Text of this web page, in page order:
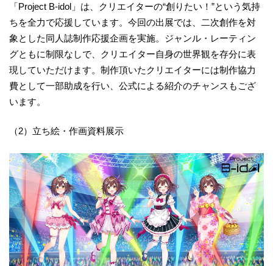
「Project B-idol」は、クリエイターの“創りたい！”という気持
ちを全力で応援しています。今回の出展では、二次創作を対
象とした同人誌制作応援企画を実施。ジャンル・レーティン
グともに制限なしで、クリエイター自身の世界観を存分に表
現していただけます。制作頂いたクリエイターには制作協力
費として一部助成を行い、公式による紹介のチャンスもござ
います。
（2）立ち絵・作画資料展示